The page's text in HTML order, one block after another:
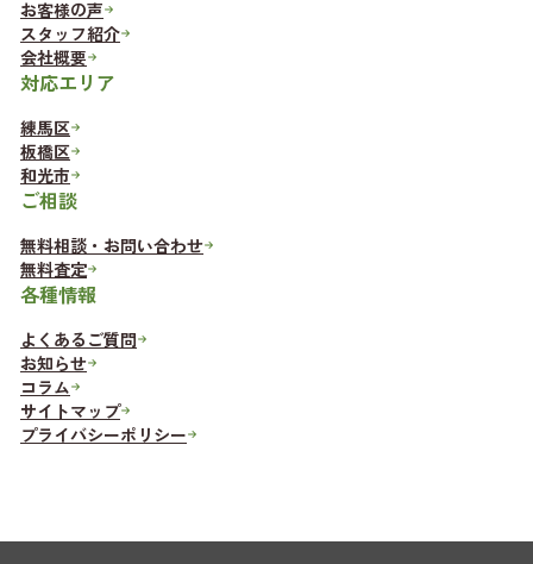
お客様の声
スタッフ紹介
会社概要
対応エリア
練馬区
板橋区
和光市
ご相談
無料相談・お問い合わせ
無料査定
各種情報
よくあるご質問
お知らせ
コラム
サイトマップ
プライバシーポリシー